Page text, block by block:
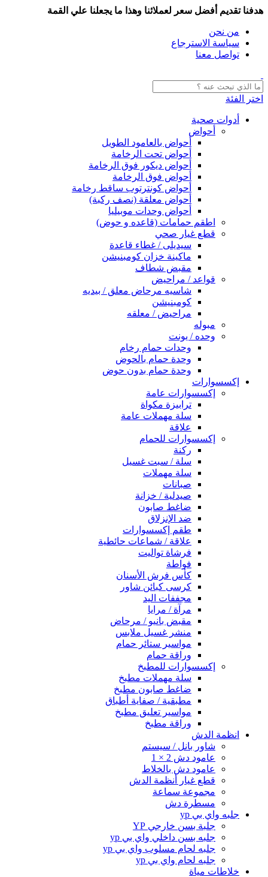
هدفنا تقديم أفضل سعر لعملائنا وهذا ما يجعلنا علي القمة
من نحن
سياسة الاسترجاع
تواصل معنا
اختر الفئة
أدوات صحية
أحواض
أحواض بالعامود الطويل
أحواض تحت الرخامة
أحواض ديكور فوق الرخامة
أحواض فوق الرخامة
أحواض كونترتوب ساقط رخامة
أحواض معلقة (نصف ركبة)
أحواض وحدات موبيليا
اطقم حمامات (قاعده و حوض)
قطع غيار صحي
سيديلى / غطاء قاعدة
ماكينة خزان كومبنيشن
مقبض شطاف
قواعد / مراحيض
شاسيه مرحاض معلق / بيديه
كومبنيشن
مراحيض / معلقه
مبوله
وحده / يونت
وحدات حمام رخام
وحدة حمام بالحوض
وحدة حمام بدون حوض
إكسسوارات
إكسسوارات عامة
ترابيزة مكواة
سلة مهملات عامة
علاقة
إكسسوارات للحمام
ركنة
سلة / سبت غسيل
سلة مهملات
صبانات
صيدلية / خزانة
ضاغط صابون
ضد الإنزلاق
طقم إكسسوارات
علاقة / شماعات حائطية
فرشاة تواليت
فواطة
كأس فرش الأسنان
كرسى كبائن شاور
مجففات اليد
مرآة / مرايا
مقبض بانيو / مرحاض
منشر غسيل ملابس
مواسير ستائر حمام
وراقة حمام
إكسسوارات للمطبخ
سلة مهملات مطبخ
ضاغط صابون مطبخ
مطبقية / صفاية أطباق
مواسير تعليق مطبخ
وراقة مطبخ
انظمة الدش
شاور بانل / سيستم
عامود دش 2 × 1
عامود دش بالخلاط
قطع غيار أنظمة الدش
مجموعة سماعة
مسطرة دش
جلبه واي بي yp
جلبة بسن خارجي YP
جلبه بسن داخلي واي بي yp
جلبه لحام مسلوب واي بي yp
جلبه لحام واي بي yp
خلاطات مياة